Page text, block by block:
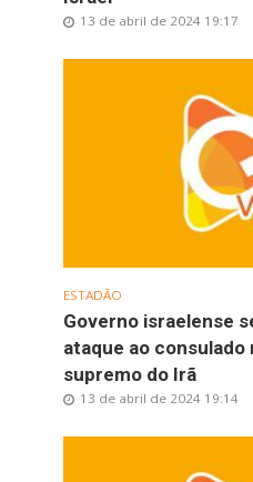
13 de abril de 2024 19:17
ESTADÃO
Governo israelense
ataque ao consulado
supremo do Irã
13 de abril de 2024 19:14